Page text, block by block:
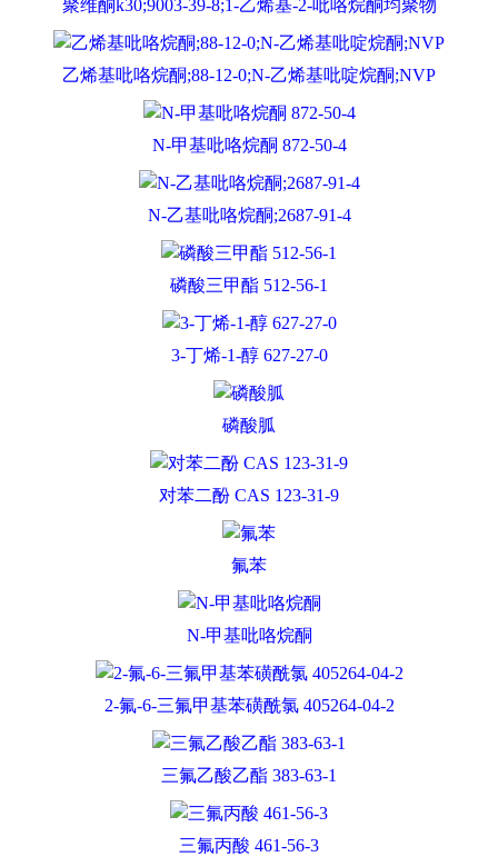
聚维酮k30;9003-39-8;1-乙烯基-2-吡咯烷酮均聚物
乙烯基吡咯烷酮;88-12-0;N-乙烯基吡啶烷酮;NVP
N-甲基吡咯烷酮 872-50-4
N-乙基吡咯烷酮;2687-91-4
磷酸三甲酯 512-56-1
3-丁烯-1-醇 627-27-0
磷酸胍
对苯二酚 CAS 123-31-9
氟苯
N-甲基吡咯烷酮
2-氟-6-三氟甲基苯磺酰氯 405264-04-2
三氟乙酸乙酯 383-63-1
三氟丙酸 461-56-3